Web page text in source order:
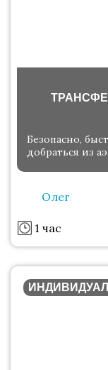
Безопасно,
добраться из
Олег
1 час